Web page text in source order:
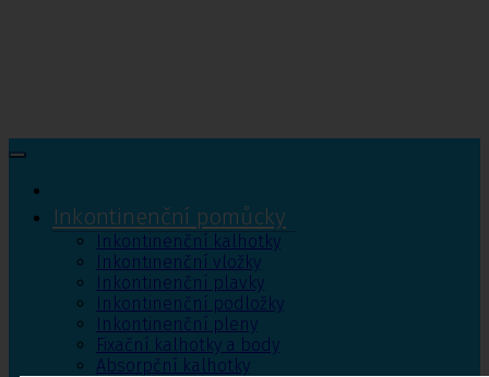
Inkontinenční pomůcky
Inkontinenční kalhotky
Inkontinenční vložky
Inkontinenční plavky
Inkontinenční podložky
Inkontinenční pleny
Fixační kalhotky a body
Absorpční kalhotky